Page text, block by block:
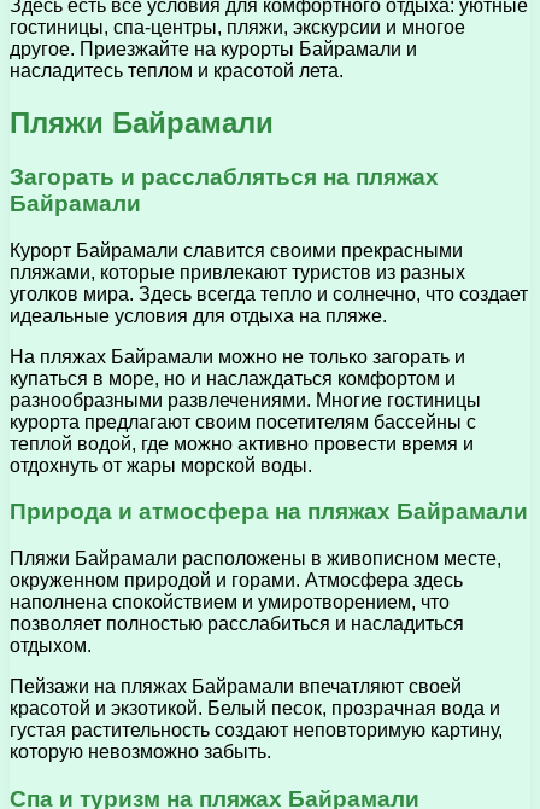
Здесь есть все условия для комфортного отдыха: уютные
гостиницы, спа-центры, пляжи, экскурсии и многое
другое. Приезжайте на курорты Байрамали и
насладитесь теплом и красотой лета.
Пляжи Байрамали
Загорать и расслабляться на пляжах
Байрамали
Курорт Байрамали славится своими прекрасными
пляжами, которые привлекают туристов из разных
уголков мира. Здесь всегда тепло и солнечно, что создает
идеальные условия для отдыха на пляже.
На пляжах Байрамали можно не только загорать и
купаться в море, но и наслаждаться комфортом и
разнообразными развлечениями. Многие гостиницы
курорта предлагают своим посетителям бассейны с
теплой водой, где можно активно провести время и
отдохнуть от жары морской воды.
Природа и атмосфера на пляжах Байрамали
Пляжи Байрамали расположены в живописном месте,
окруженном природой и горами. Атмосфера здесь
наполнена спокойствием и умиротворением, что
позволяет полностью расслабиться и насладиться
отдыхом.
Пейзажи на пляжах Байрамали впечатляют своей
красотой и экзотикой. Белый песок, прозрачная вода и
густая растительность создают неповторимую картину,
которую невозможно забыть.
Спа и туризм на пляжах Байрамали